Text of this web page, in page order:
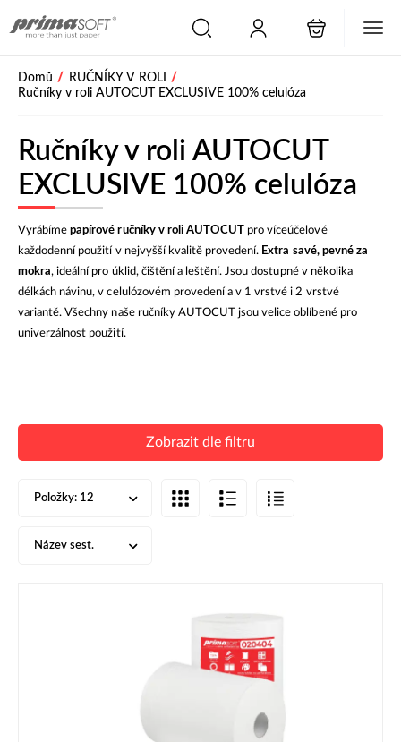
Domů / RUČNÍKY V ROLI /
Ručníky v roli AUTOCUT EXCLUSIVE 100% celulóza
Ručníky v roli AUTOCUT
EXCLUSIVE 100% celulóza
Vyrábímepapírové ručníky v roli AUTOCUT pro víceúčelové
každodenní použití v nejvyšší kvalitě provedení. Extra savé, pevné za
mokra, ideální pro úklid, čištění a leštění. Jsou dostupné v několika
délkách návinu, v celulózovém provedení a v 1 vrstvé i 2 vrstvé
variantě. Všechny naše ručníky AUTOCUT jsou velice oblíbené pro
univerzálnost použití.
Zobrazit dle filtru
Položky: 12
Název sest.